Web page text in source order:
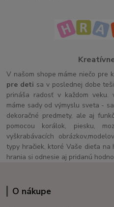
V našom shope máme niečo pre
pre deti sa v poslednej dobe
prináša radosť v každom veku.
máme sady od výmyslu sveta -
dekoračné predmety, ale aj
pomocou korálok, piesku,
vyškrabávacích
typy hračiek, ktoré Vaše dieťa
hrania si odnesie aj pridanú
O nákupe